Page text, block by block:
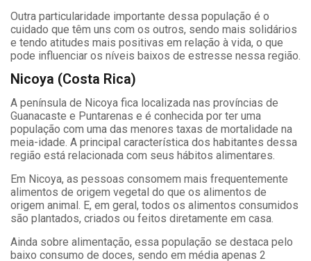
Outra particularidade importante dessa população é o
cuidado que têm uns com os outros, sendo mais solidários
e tendo atitudes mais positivas em relação à vida, o que
pode influenciar os níveis baixos de estresse nessa região.
Nicoya (Costa Rica)
A península de Nicoya fica localizada nas províncias de
Guanacaste e Puntarenas e é conhecida por ter uma
população com uma das menores taxas de mortalidade na
meia-idade. A principal característica dos habitantes dessa
região está relacionada com seus hábitos alimentares.
Em Nicoya, as pessoas consomem mais frequentemente
alimentos de origem vegetal do que os alimentos de
origem animal. E, em geral, todos os alimentos consumidos
são plantados, criados ou feitos diretamente em casa.
Ainda sobre alimentação, essa população se destaca pelo
baixo consumo de doces, sendo em média apenas 2